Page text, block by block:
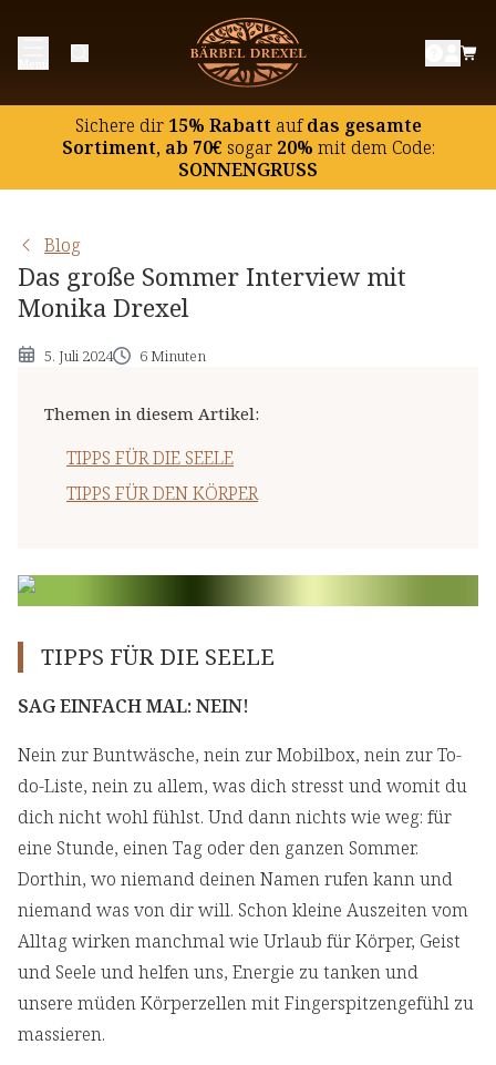
Sichere dir15% Rabatt aufdas gesamte
Sortiment, ab 70€ sogar20% mit dem Code:
SONNENGRUSS
Blog
Das große Sommer Interview mit
Monika Drexel
5. Juli 2024 6 Minuten
Themen in diesem Artikel:
TIPPS FÜR DIE SEELE
TIPPS FÜR DEN KÖRPER
TIPPS FÜR DIE SEELE
TIPPS FÜR DEN KÖRPER
TIPPS FÜR DIE SEELE
SAG EINFACH MAL: NEIN!
Nein zur Buntwäsche, nein zur Mobilbox, nein zur To-
do-Liste, nein zu allem, was dich stresst und womit du
dich nicht wohl fühlst. Und dann nichts wie weg: für
eine Stunde, einen Tag oder den ganzen Sommer.
Dorthin, wo niemand deinen Namen rufen kann und
niemand was von dir will. Schon kleine Auszeiten vom
Alltag wirken manchmal wie Urlaub für Körper, Geist
und Seele und helfen uns, Energie zu tanken und
unsere müden Körperzellen mit Fingerspitzengefühl zu
massieren.